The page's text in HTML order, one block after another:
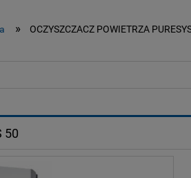
» OCZYSZCZACZ POWIETRZA
50